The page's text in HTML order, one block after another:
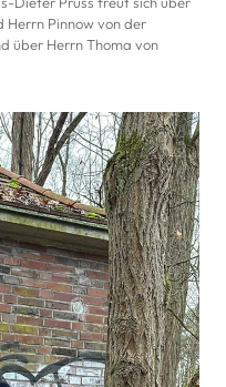
Herrn Pinnow von der
über Herrn Thoma von